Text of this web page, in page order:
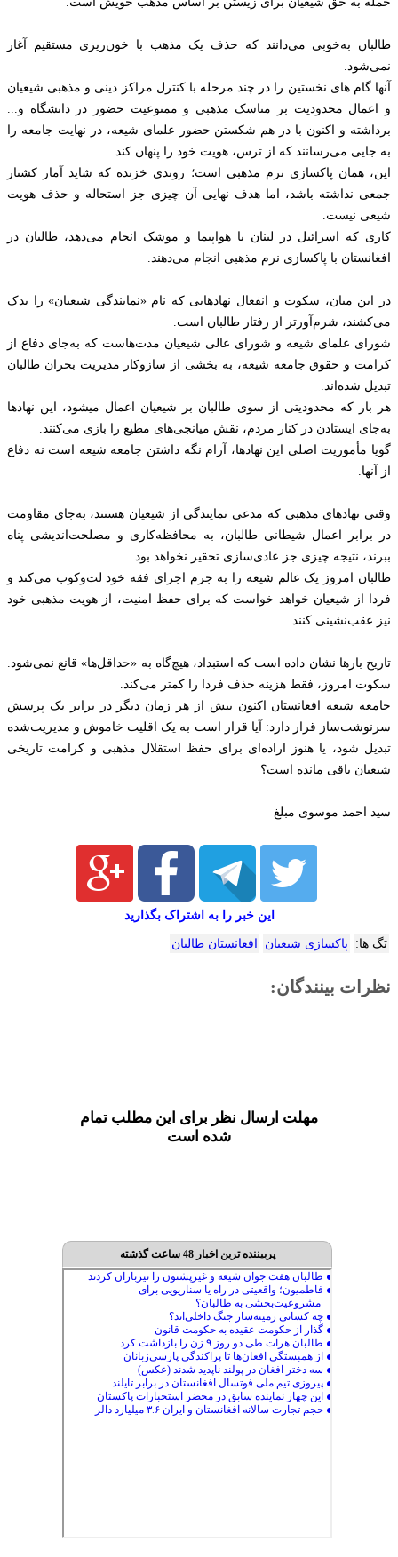
طالبان به‌خوبی می‌دانند که حذف یک مذهب با خون‌ریزی مستقیم آغاز
نمی‌شود.
آنها گام های نخستین را در چند مرحله با کنترل مراکز دینی و مذهبی شیعیان
و اعمال محدودیت بر مناسک مذهبی و ممنوعیت حضور در دانشگاه و...
برداشته و اکنون با در هم شکستن حضور علمای شیعه، در نهایت جامعه را
به جایی می‌رسانند که از ترس، هویت خود را پنهان کند.
این، همان پاکسازی نرم مذهبی است؛ روندی خزنده که شاید آمار کشتار
جمعی نداشته باشد، اما هدف نهایی آن چیزی جز استحاله و حذف هویت
شیعی نیست.
کاری که اسرائیل در لبنان با هواپیما و موشک انجام می‌دهد، طالبان در
افغانستان با پاکسازی نرم مذهبی انجام می‌دهند.
در این میان، سکوت و انفعال نهادهایی که نام «نمایندگی شیعیان» را یدک
می‌کشند، شرم‌آورتر از رفتار طالبان است.
شورای علمای شیعه و شورای عالی شیعیان مدت‌هاست که به‌جای دفاع از
کرامت و حقوق جامعه شیعه، به بخشی از سازوکار مدیریت بحران طالبان
تبدیل شده‌اند.
هر بار که محدودیتی از سوی طالبان بر شیعیان اعمال میشود، این نهادها
به‌جای ایستادن در کنار مردم، نقش میانجی‌های مطیع را بازی می‌کنند.
گویا مأموریت اصلی‌ این نهادها، آرام نگه داشتن جامعه شیعه است نه دفاع
از آنها.
وقتی نهادهای مذهبی که مدعی نمایندگی از شیعیان هستند، به‌جای مقاومت
در برابر اعمال شیطانی طالبان، به محافظه‌کاری و مصلحت‌اندیشی پناه
ببرند، نتیجه چیزی جز عادی‌سازی تحقیر نخواهد بود.
طالبان امروز یک عالم شیعه را به جرم اجرای فقه خود لت‌وکوب می‌کند و
فردا از شیعیان خواهد خواست که برای حفظ امنیت، از هویت مذهبی خود
نیز عقب‌نشینی کنند.
تاریخ بارها نشان داده است که استبداد، هیچ‌گاه به «حداقل‌ها» قانع نمی‌شود.
سکوت امروز، فقط هزینه حذف فردا را کمتر می‌کند.
جامعه شیعه افغانستان اکنون بیش از هر زمان دیگر در برابر یک پرسش
سرنوشت‌ساز قرار دارد: آیا قرار است به یک اقلیت خاموش و مدیریت‌شده
تبدیل شود، یا هنوز اراده‌ای برای حفظ استقلال مذهبی و کرامت تاریخی
شیعیان باقی مانده است؟
سید احمد موسوی مبلغ
این خبر را به اشتراک بگذارید
تگ ها: پاکسازی شیعیان افغانستان طالبان
نظرات بینندگان:
مهلت ارسال نظر برای این مطلب تمام
شده است
پربیننده ترین اخبار 48 ساعت گذشته